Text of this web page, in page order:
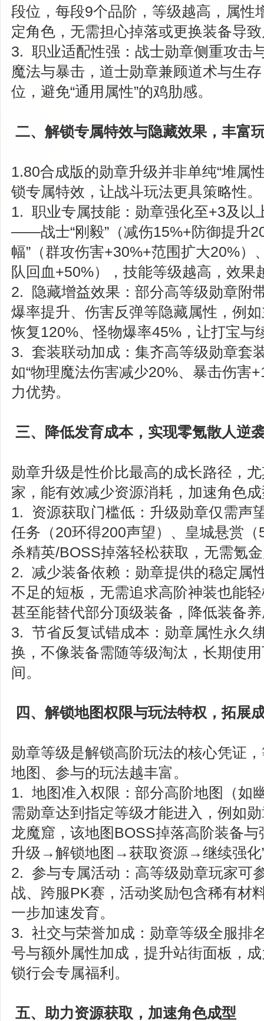
段位，每段9个品阶，等级越高，属性
定角色，无需担心掉落或更换装备导
3. 职业适配性强：战士勋章侧重攻击
魔法与暴击，道士勋章兼顾道术与生
位，避免“通用属性”的鸡肋感。
二、解锁专属特效与隐藏效果，丰富
1.80合成版的勋章升级并非单纯“堆属
锁专属特效，让战斗玩法更具策略性。
1. 职业专属技能：勋章强化至+3及以
——战士“刚毅”（减伤15%+防御提升
幅”（群攻伤害+30%+范围扩大20%）
队回血+50%），技能等级越高，效果
2. 隐藏增益效果：部分高等级勋章附
爆率提升、伤害反弹等隐藏属性，例
恢复120%、怪物爆率45%，让打宝与
3. 套装联动加成：集齐高等级勋章套
如“物理魔法伤害减少20%、暴击伤害
力优势。
三、降低发育成本，实现零氪散人逆
勋章升级是性价比最高的成长路径，
家，能有效减少资源消耗，加速角色
1. 资源获取门槛低：升级勋章仅需声
任务（20环得200声望）、皇城悬赏
杀精英/BOSS掉落轻松获取，无需氪
2. 减少装备依赖：勋章提供的稳定属
不足的短板，无需追求高阶神装也能
甚至能替代部分顶级装备，降低装备
3. 节省反复试错成本：勋章属性永久
换，不像装备需随等级淘汰，长期使
间。
四、解锁地图权限与玩法特权，拓展
勋章等级是解锁高阶玩法的核心凭证
地图、参与的玩法越丰富。
1. 地图准入权限：部分高阶地图（如
需勋章达到指定等级才能进入，例如
龙魔窟，该地图BOSS掉落高阶装备与
升级→解锁地图→获取资源→继续强化
2. 参与专属活动：高等级勋章玩家可
战、跨服PK赛，活动奖励包含稀有材
一步加速发育。
3. 社交与荣誉加成：勋章等级全服排
号与额外属性加成，提升站街面板，
锁行会专属福利。
五、助力资源获取，加速角色成型